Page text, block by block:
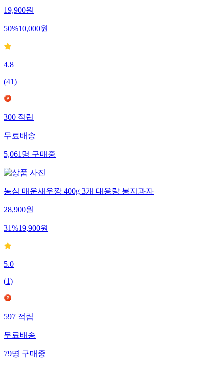
19,900원
50%10,000원
4.8
(41)
300적립
무료배송
5,061명구매중
농심 매운새우깡 400g 3개 대용량 봉지과자
28,900원
31%19,900원
5.0
(1)
597적립
무료배송
79명구매중